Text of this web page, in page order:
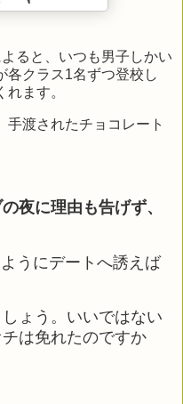
ると、いつも男子しかい
各クラス1名ずつ登校し
ます。
手渡されたチョコレート
夜に理由も告げず、
うにデートへ誘えば
ょう。いいではない
は免れたのですか